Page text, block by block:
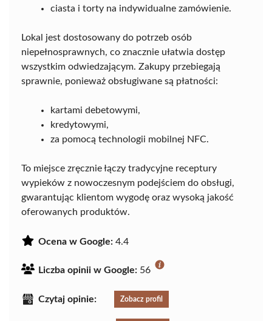
ciasta i torty na indywidualne zamówienie.
Lokal jest dostosowany do potrzeb osób
niepełnosprawnych, co znacznie ułatwia dostęp
wszystkim odwiedzającym. Zakupy przebiegają
sprawnie, ponieważ obsługiwane są płatności:
kartami debetowymi,
kredytowymi,
za pomocą technologii mobilnej NFC.
To miejsce zręcznie łączy tradycyjne receptury
wypieków z nowoczesnym podejściem do obsługi,
gwarantując klientom wygodę oraz wysoką jakość
oferowanych produktów.
Ocena w Google: 4.4
Liczba opinii w Google: 56
Czytaj opinie: Zobacz profil